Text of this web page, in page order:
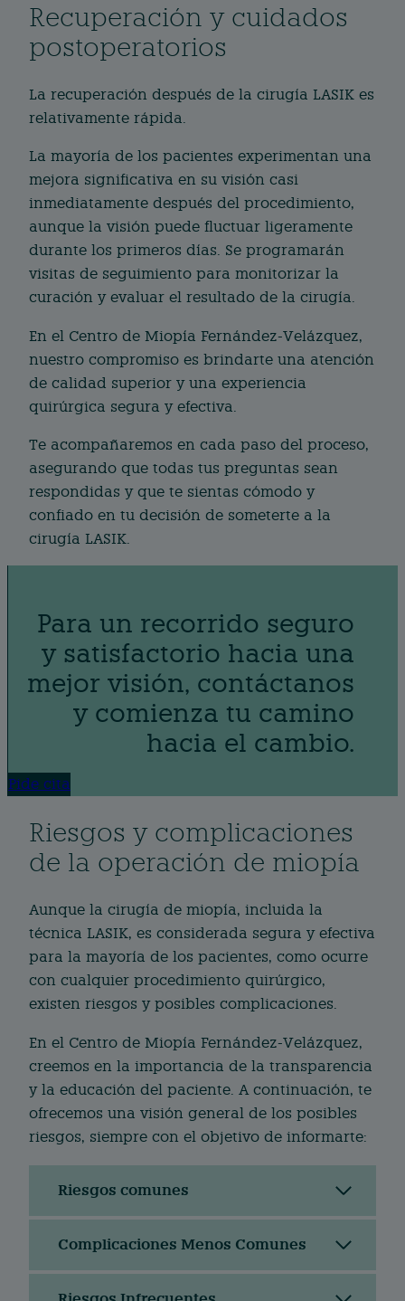
Recuperación y cuidados
postoperatorios
La recuperación después de la cirugía LASIK es
relativamente rápida.
La mayoría de los pacientes experimentan una
mejora significativa en su visión casi
inmediatamente después del procedimiento,
aunque la visión puede fluctuar ligeramente
durante los primeros días. Se programarán
visitas de seguimiento para monitorizar la
curación y evaluar el resultado de la cirugía.
En el Centro de Miopía Fernández-Velázquez,
nuestro compromiso es brindarte una atención
de calidad superior y una experiencia
quirúrgica segura y efectiva.
Te acompañaremos en cada paso del proceso,
asegurando que todas tus preguntas sean
respondidas y que te sientas cómodo y
confiado en tu decisión de someterte a la
cirugía LASIK.
Para un recorrido seguro
y satisfactorio hacia una
mejor visión, contáctanos
y comienza tu camino
hacia el cambio.
Pide cita
Riesgos y complicaciones
de la operación de miopía
Aunque la cirugía de miopía, incluida la
técnica LASIK, es considerada segura y efectiva
para la mayoría de los pacientes, como ocurre
con cualquier procedimiento quirúrgico,
existen riesgos y posibles complicaciones.
En el Centro de Miopía Fernández-Velázquez,
creemos en la importancia de la transparencia
y la educación del paciente. A continuación, te
ofrecemos una visión general de los posibles
riesgos, siempre con el objetivo de informarte:
Riesgos comunes
Complicaciones Menos Comunes